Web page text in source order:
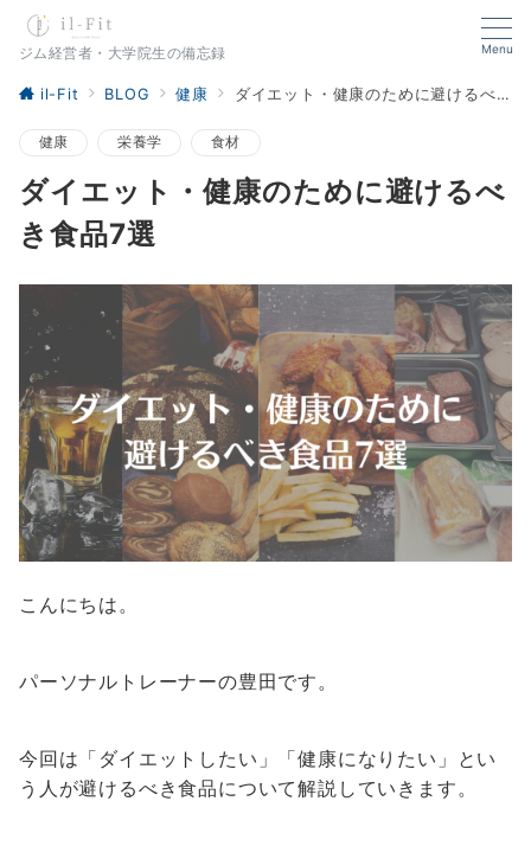
Menu
ジム経営者・大学院生の備忘録
il-Fit BLOG 健康 ダイエット・健康のために避けるべき食品7選
健康 栄養学 食材
ダイエット・健康のために避けるべ
き食品7選
こんにちは。
パーソナルトレーナーの豊田です。
今回は「ダイエットしたい」「健康になりたい」とい
う人が避けるべき食品について解説していきます。